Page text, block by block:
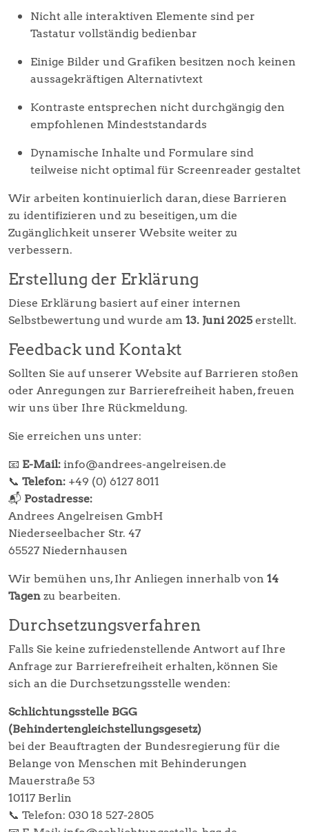
Nicht alle interaktiven Elemente sind per
Tastatur vollständig bedienbar
Einige Bilder und Grafiken besitzen noch keinen
aussagekräftigen Alternativtext
Kontraste entsprechen nicht durchgängig den
empfohlenen Mindeststandards
Dynamische Inhalte und Formulare sind
teilweise nicht optimal für Screenreader gestaltet
Wir arbeiten kontinuierlich daran, diese Barrieren
zu identifizieren und zu beseitigen, um die
Zugänglichkeit unserer Website weiter zu
verbessern.
Erstellung der Erklärung
Diese Erklärung basiert auf einer internen
Selbstbewertung und wurde am 13. Juni 2025 erstellt.
Feedback und Kontakt
Sollten Sie auf unserer Website auf Barrieren stoßen
oder Anregungen zur Barrierefreiheit haben, freuen
wir uns über Ihre Rückmeldung.
Sie erreichen uns unter:
📧 E-Mail: info@andrees-angelreisen.de
📞 Telefon: +49 (0) 6127 8011
📬 Postadresse:
Andrees Angelreisen GmbH
Niederseelbacher Str. 47
65527 Niedernhausen
Wir bemühen uns, Ihr Anliegen innerhalb von 14
Tagen zu bearbeiten.
Durchsetzungsverfahren
Falls Sie keine zufriedenstellende Antwort auf Ihre
Anfrage zur Barrierefreiheit erhalten, können Sie
sich an die Durchsetzungsstelle wenden:
Schlichtungsstelle BGG
(Behindertengleichstellungsgesetz)
bei der Beauftragten der Bundesregierung für die
Belange von Menschen mit Behinderungen
Mauerstraße 53
10117 Berlin
📞 Telefon: 030 18 527-2805